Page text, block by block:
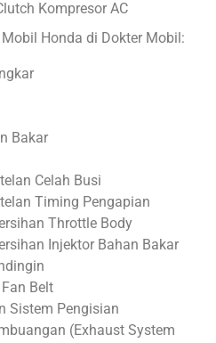
Kompresor AC
Honda di Dokter Mobil:
Bakar
Celah Busi
Timing Pengapian
Throttle Body
Injektor Bahan Bakar
Belt
Sistem Pengisian
(Exhaust System